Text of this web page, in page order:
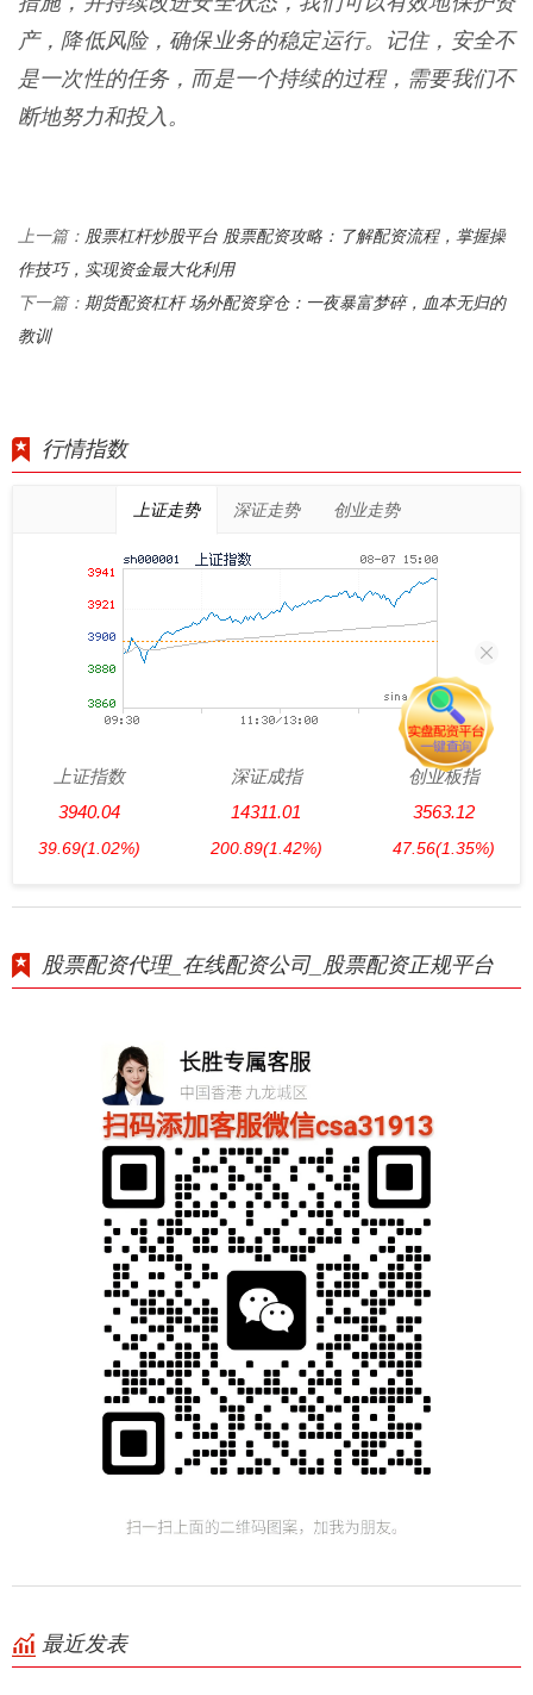
产，降低风险，确保业务的稳定运行。记住，安全不
是一次性的任务，而是一个持续的过程，需要我们不
断地努力和投入。
上一篇： 股票杠杆炒股平台 股票配资攻略：了解配资流程，掌握操
作技巧，实现资金最大化利用
下一篇： 期货配资杠杆 场外配资穿仓：一夜暴富梦碎，血本无归的
教训
行情指数
上证走势 深证走势 创业走势
上证指数
3940.04
39.69(1.02%)
深证成指
14311.01
200.89(1.42%)
创业板指
3563.12
47.56(1.35%)
股票配资代理_在线配资公司_股票配资正规平台
最近发表